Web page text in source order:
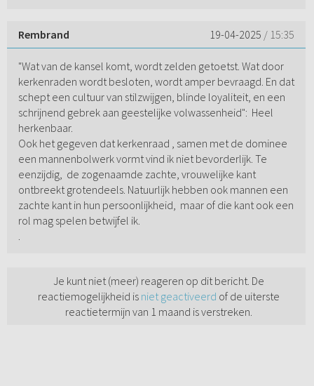
Rembrand 19-04-2025 / 15:35
"Wat van de kansel komt, wordt zelden getoetst. Wat door
kerkenraden wordt besloten, wordt amper bevraagd. En dat
schept een cultuur van stilzwijgen, blinde loyaliteit, en een
schrijnend gebrek aan geestelijke volwassenheid": Heel
herkenbaar.
Ook het gegeven dat kerkenraad , samen met de dominee
een mannenbolwerk vormt vind ik niet bevorderlijk. Te
eenzijdig, de zogenaamde zachte, vrouwelijke kant
ontbreekt grotendeels. Natuurlijk hebben ook mannen een
zachte kant in hun persoonlijkheid, maar of die kant ook een
rol mag spelen betwijfel ik.
.
Je kunt niet (meer) reageren op dit bericht. De
reactiemogelijkheid is niet geactiveerd of de uiterste
reactietermijn van 1 maand is verstreken.